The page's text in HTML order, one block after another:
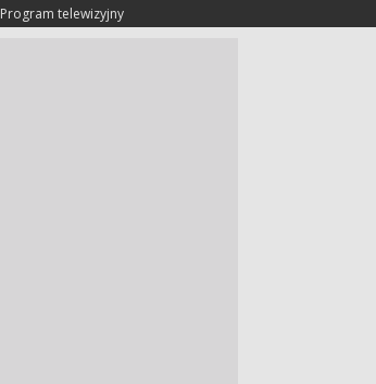
Program telewizyjny